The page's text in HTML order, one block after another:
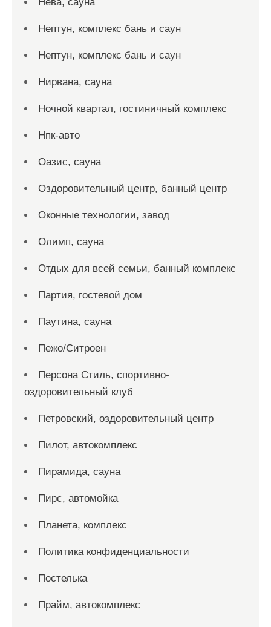
Нептун, комплекс бань и саун
Нептун, комплекс бань и саун
Нирвана, сауна
Ночной квартал, гостиничный комплекс
Нпк-авто
Оазис, сауна
Оздоровительный центр, банный центр
Оконные технологии, завод
Олимп, сауна
Отдых для всей семьи, банный комплекс
Партия, гостевой дом
Паутина, сауна
Пежо/Ситроен
Персона Стиль, спортивно-
оздоровительный клуб
Петровский, оздоровительный центр
Пилот, автокомплекс
Пирамида, сауна
Пирс, автомойка
Планета, комплекс
Политика конфиденциальности
Постелька
Прайм, автокомплекс